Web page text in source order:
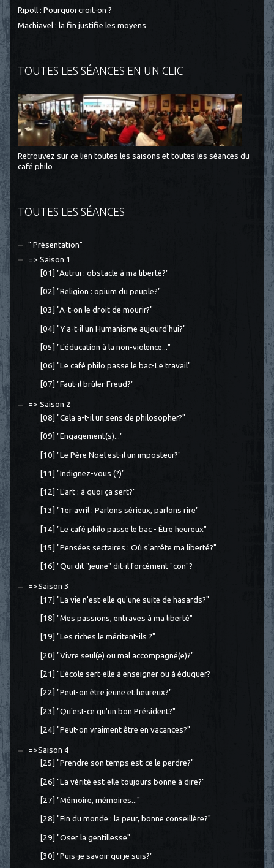
Ripoll : Pourquoi croit-on ?
Machiavel : la fin justifie les moyens
TOUTES LES SÉANCES EN UN CLIC
Retrouvez sur ce lien toutes les saisons et toutes les séances du
café philo
TOUTES LES SÉANCES
" Présentation"
=> Saison 1
[01] "Autrui : obstacle à ma liberté?"
[02] "Religion : opium du peuple?"
[03] "A-t-on le droit de mourir?"
[04] "Y a-t-il un Humanisme aujourd'hui?"
[05] "L'éducation à la non-violence..."
[06] "Le café philo passe le bac-Le travail"
[07] "Faut-il brûler Freud?"
=> Saison 2
[08] "Cela a-t-il un sens de philosopher?"
[09] "Engagement(s)..."
[10] "Le Père Noël est-il un imposteur?"
[11] "Indignez-vous (?)"
[12] "L'art : à quoi ça sert?"
[13] "1er avril : Parlons sérieux, parlons rire"
[14] "Le café philo passe le bac - Être heureux"
[15] "Pensées sectaires : Où s'arrête ma liberté?"
[16] "Qui dit "jeune" dit-il forcément "con"?
=>Saison 3
[17] "La vie n'est-elle qu'une suite de hasards?"
[18] "Mes passions, entraves à ma liberté"
[19] "Les riches le méritent-ils ?"
[20] "Vivre seul(e) ou mal accompagné(e)?"
[21] "L'école sert-elle à enseigner ou à éduquer?
[22] "Peut-on être jeune et heureux?"
[23] "Qu'est-ce qu'un bon Président?"
[24] "Peut-on vraiment être en vacances?"
=>Saison 4
[25] "Prendre son temps est-ce le perdre?"
[26] "La vérité est-elle toujours bonne à dire?"
[27] "Mémoire, mémoires..."
[28] "Fin du monde : la peur, bonne conseillère?"
[29] "Oser la gentillesse"
[30] "Puis-je savoir qui je suis?"